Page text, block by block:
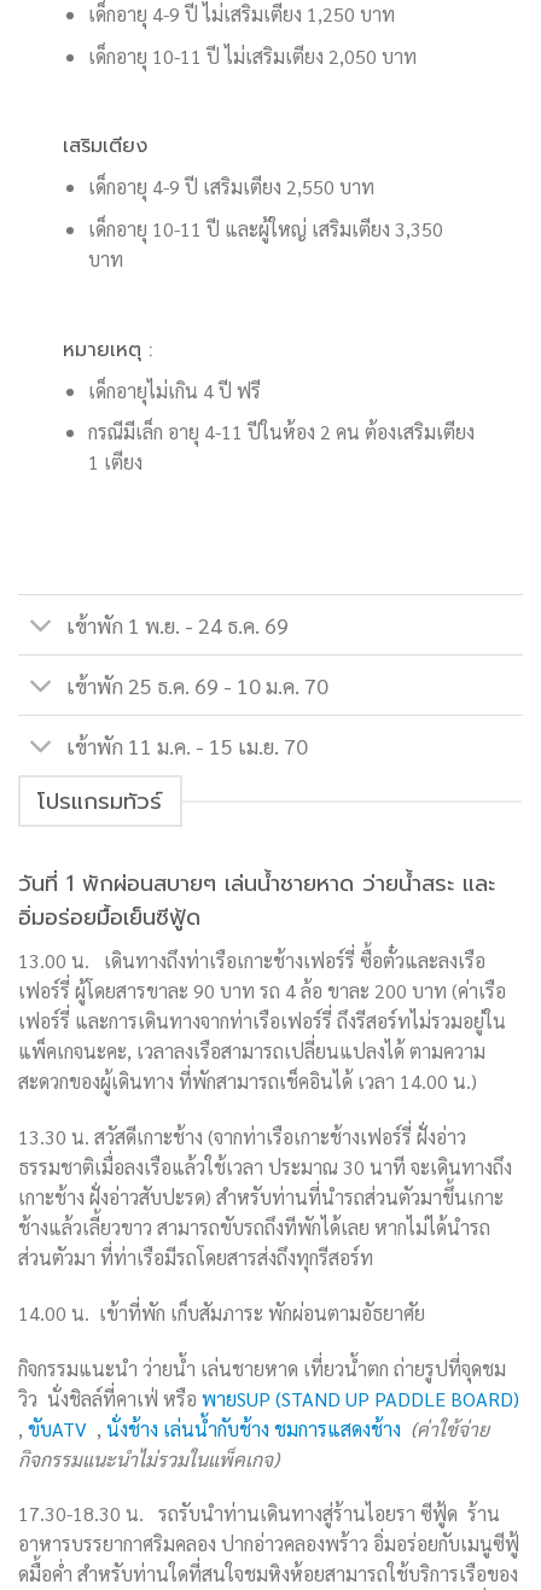
เด็กอายุ 4-9 ปี ไม่เสริมเตียง 1,250 บาท
เด็กอายุ 10-11 ปี ไม่เสริมเตียง 2,050 บาท
เสริมเตียง
เด็กอายุ 4-9 ปี เสริมเตียง 2,550 บาท
เด็กอายุ 10-11 ปี และผู้ใหญ่ เสริมเตียง 3,350
บาท
หมายเหตุ :
เด็กอายุไม่เกิน 4 ปี ฟรี
กรณีมีเล็ก อายุ 4-11 ปีในห้อง 2 คน ต้องเสริมเตียง
1 เตียง
เข้าพัก 1 พ.ย. - 24 ธ.ค. 69
เข้าพัก 25 ธ.ค. 69 - 10 ม.ค. 70
เข้าพัก 11 ม.ค. - 15 เม.ย. 70
โปรแกรมทัวร์
วันที่ 1 พักผ่อนสบายๆ เล่นน้ำชายหาด ว่ายน้ำสระ และ
อิ่มอร่อยมื้อเย็นซีฟู้ด
13.00 น. เดินทางถึงท่าเรือเกาะช้างเฟอร์รี่ ซื้อตั๋วและลงเรือ
เฟอร์รี่ ผู้โดยสารขาละ 90 บาท รถ 4 ล้อ ขาละ 200 บาท (ค่าเรือ
เฟอร์รี่ และการเดินทางจากท่าเรือเฟอร์รี่ ถึงรีสอร์ทไม่รวมอยู่ใน
แพ็คเกจนะคะ, เวลาลงเรือสามารถเปลี่ยนแปลงได้ ตามความ
สะดวกของผู้เดินทาง ที่พักสามารถเช็คอินได้ เวลา 14.00 น.)
13.30 น. สวัสดีเกาะช้าง (จากท่าเรือเกาะช้างเฟอร์รี่ ฝั่งอ่าว
ธรรมชาติเมื่อลงเรือแล้วใช้เวลา ประมาณ 30 นาที จะเดินทางถึง
เกาะช้าง ฝั่งอ่าวสับปะรด) สำหรับท่านที่นำรถส่วนตัวมาขึ้นเกาะ
ช้างแล้วเลี้ยวขาว สามารถขับรถถึงทีพักได้เลย หากไม่ได้นำรถ
ส่วนตัวมา ที่ท่าเรือมีรถโดยสารส่งถึงทุกรีสอร์ท
14.00 น. เข้าที่พัก เก็บสัมภาระ พักผ่อนตามอัธยาศัย
กิจกรรมแนะนำ ว่ายน้ำ เล่นชายหาด เที่ยวน้ำตก ถ่ายรูปที่จุดชม
วิว นั่งชิลล์ที่คาเฟ่ หรือ พายSUP (STAND UP PADDLE BOARD)
, ขับATV , นั่งช้าง เล่นน้ำกับช้าง ชมการแสดงช้าง (ค่าใช้จ่าย
กิจกรรมแนะนำไม่รวมในแพ็คเกจ)
17.30-18.30 น. รถรับนำท่านเดินทางสู่ร้านไอยรา ซีฟู้ด ร้าน
อาหารบรรยากาศริมคลอง ปากอ่าวคลองพร้าว อิ่มอร่อยกับเมนูซีฟู้
ดมื้อค่ำ สำหรับท่านใดที่สนใจชมหิงห้อยสามารถใช้บริการเรือของ